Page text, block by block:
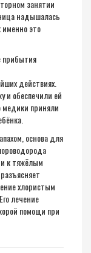
занятии
надышалась
именно это
прибытия
действиях.
и обеспечили ей
медики приняли
основа для
к тяжёлым
хлористым
лечение
помощи при